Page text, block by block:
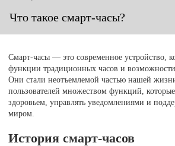
Что такое смарт-часы?
Смарт-часы — это современное устройство,
функции традиционных часов и возможности
Они стали неотъемлемой частью нашей
пользователей множеством функций,
здоровьем, управлять уведомлениями и
миром.
История смарт-часов